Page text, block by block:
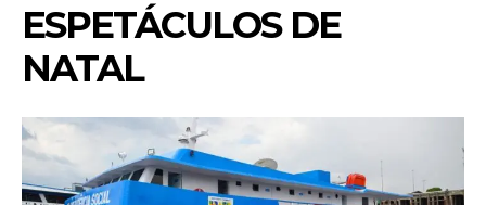
ESPETÁCULOS DE
NATAL